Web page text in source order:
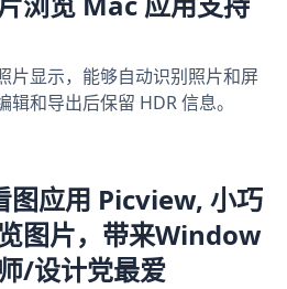
片显示，能够自动识别照片和屏
和导出后保留 HDR 信息。
图应用 Picview, 小巧
图片，带来Window
/设计党最爱